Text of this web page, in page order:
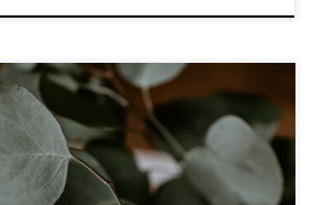
w branży legalnej marihuany w ciągu
zrozumieliśmy, jak i dlaczego
tak, jak działa na tak wielu